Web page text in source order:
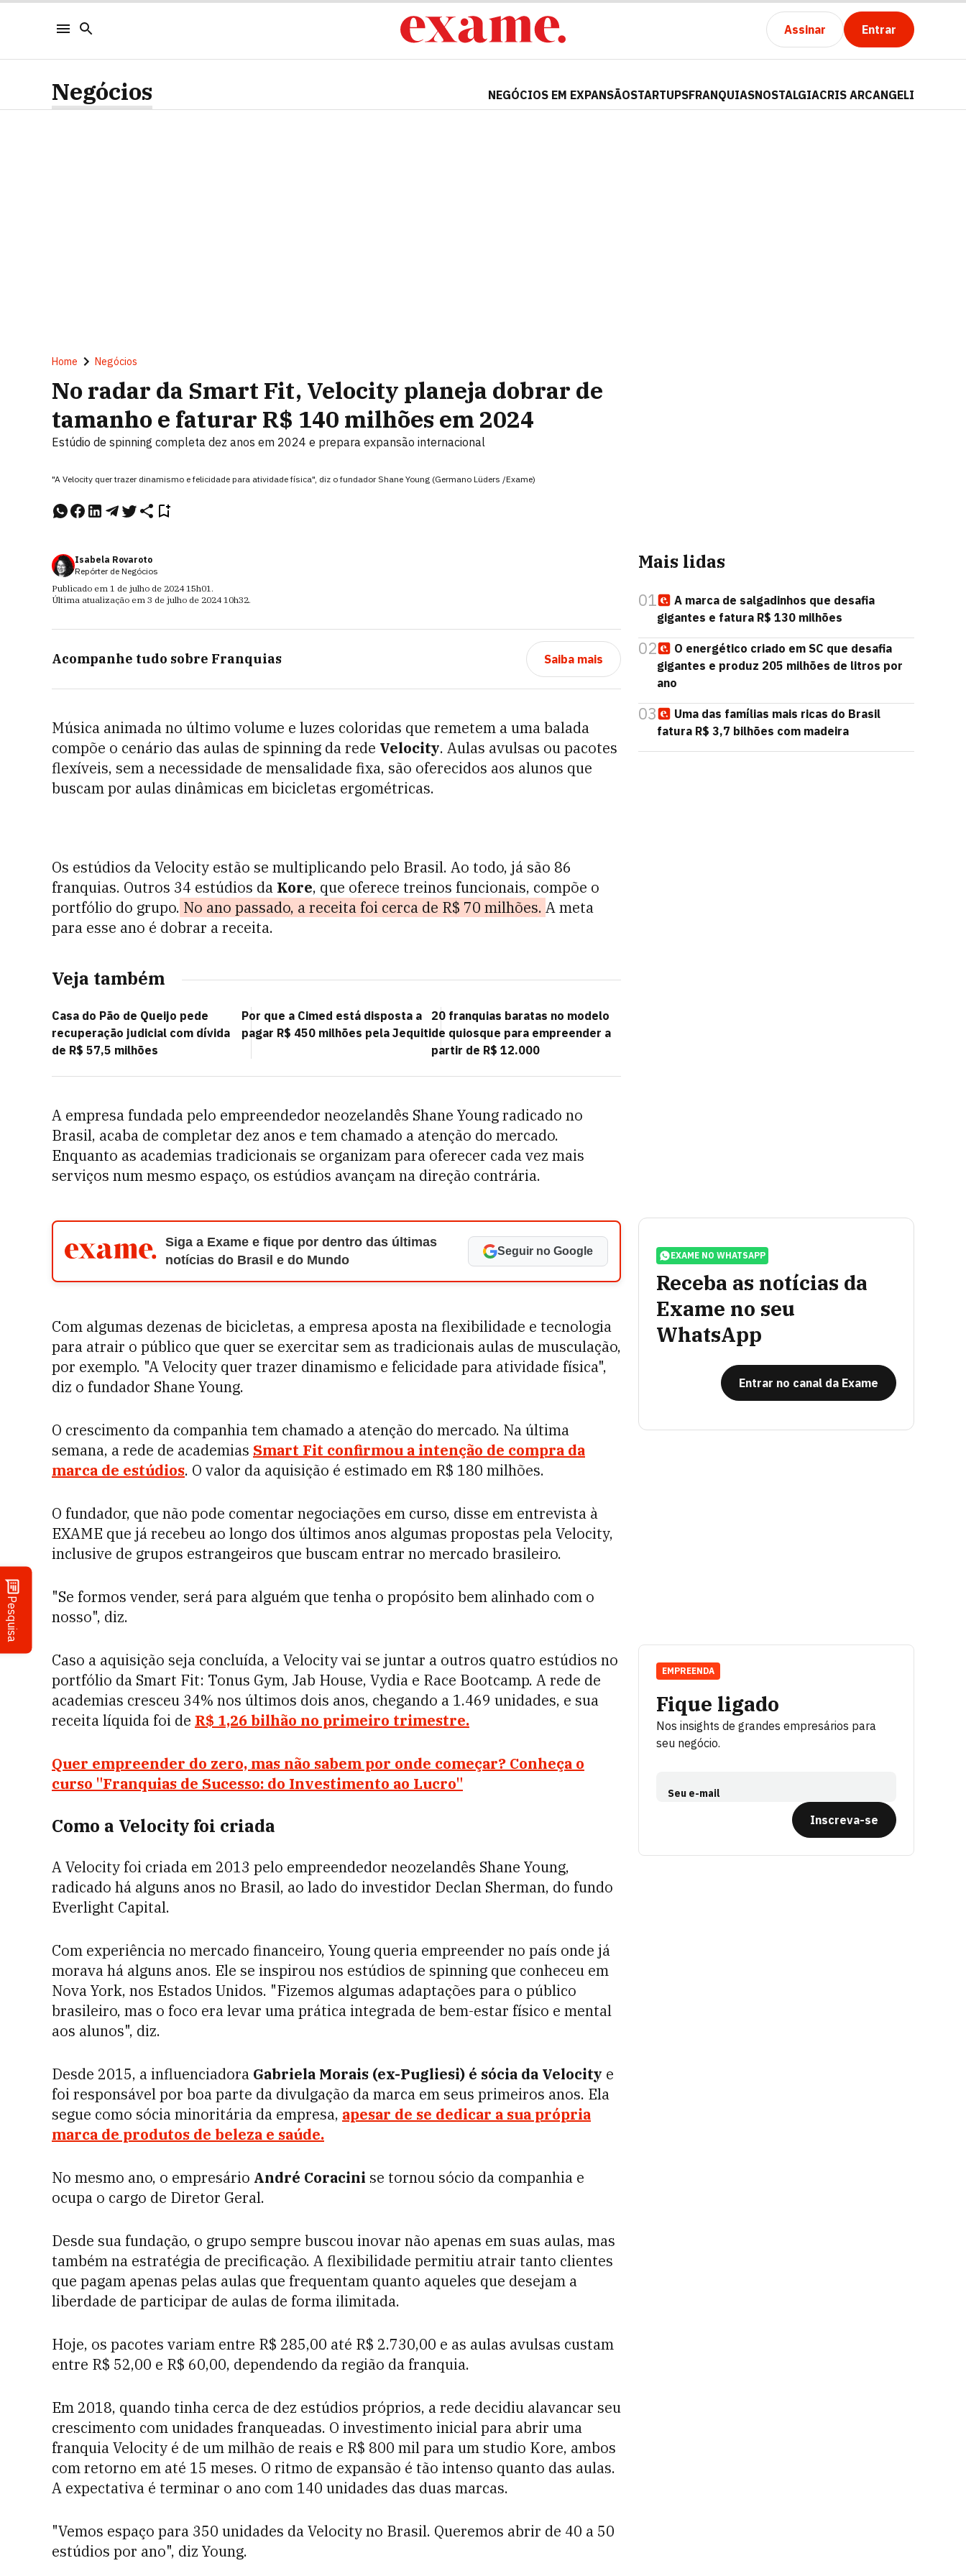
Assinar Entrar
Pesquisa
Negócios NEGÓCIOS EM EXPANSÃOSTARTUPSFRANQUIASNOSTALGIACRIS ARCANGELI
Home Negócios
No radar da Smart Fit, Velocity planeja dobrar de
tamanho e faturar R$ 140 milhões em 2024
Estúdio de spinning completa dez anos em 2024 e prepara expansão internacional
"A Velocity quer trazer dinamismo e felicidade para atividade física", diz o fundador Shane Young (Germano Lüders /Exame)
Isabela Rovaroto
Repórter de Negócios
Publicado em 1 de julho de 2024 15h01.
Última atualização em 3 de julho de 2024 10h32.
Acompanhe tudo sobre Franquias Saiba mais
Música animada no último volume e luzes coloridas que remetem a uma balada
compõe o cenário das aulas de spinning da rede Velocity. Aulas avulsas ou pacotes
flexíveis, sem a necessidade de mensalidade fixa, são oferecidos aos alunos que
buscam por aulas dinâmicas em bicicletas ergométricas.
Os estúdios da Velocity estão se multiplicando pelo Brasil. Ao todo, já são 86
franquias. Outros 34 estúdios da Kore, que oferece treinos funcionais, compõe o
portfólio do grupo. No ano passado, a receita foi cerca de R$ 70 milhões. A meta
para esse ano é dobrar a receita.
Veja também
Casa do Pão de Queijo pede
recuperação judicial com dívida
de R$ 57,5 milhões
Por que a Cimed está disposta a
pagar R$ 450 milhões pela Jequiti
20 franquias baratas no modelo
de quiosque para empreender a
partir de R$ 12.000
A empresa fundada pelo empreendedor neozelandês Shane Young radicado no
Brasil, acaba de completar dez anos e tem chamado a atenção do mercado.
Enquanto as academias tradicionais se organizam para oferecer cada vez mais
serviços num mesmo espaço, os estúdios avançam na direção contrária.
Siga a Exame e fique por dentro das últimas
notícias do Brasil e do Mundo
Seguir no Google
Com algumas dezenas de bicicletas, a empresa aposta na flexibilidade e tecnologia
para atrair o público que quer se exercitar sem as tradicionais aulas de musculação,
por exemplo. "A Velocity quer trazer dinamismo e felicidade para atividade física",
diz o fundador Shane Young.
O crescimento da companhia tem chamado a atenção do mercado. Na última
semana, a rede de academias Smart Fit confirmou a intenção de compra da
marca de estúdios. O valor da aquisição é estimado em R$ 180 milhões.
O fundador, que não pode comentar negociações em curso, disse em entrevista à
EXAME que já recebeu ao longo dos últimos anos algumas propostas pela Velocity,
inclusive de grupos estrangeiros que buscam entrar no mercado brasileiro.
"Se formos vender, será para alguém que tenha o propósito bem alinhado com o
nosso", diz.
Caso a aquisição seja concluída, a Velocity vai se juntar a outros quatro estúdios no
portfólio da Smart Fit: Tonus Gym, Jab House, Vydia e Race Bootcamp. A rede de
academias cresceu 34% nos últimos dois anos, chegando a 1.469 unidades, e sua
receita líquida foi de R$ 1,26 bilhão no primeiro trimestre.
Quer empreender do zero, mas não sabem por onde começar? Conheça o
curso "Franquias de Sucesso: do Investimento ao Lucro"
Como a Velocity foi criada
A Velocity foi criada em 2013 pelo empreendedor neozelandês Shane Young,
radicado há alguns anos no Brasil, ao lado do investidor Declan Sherman, do fundo
Everlight Capital.
Com experiência no mercado financeiro, Young queria empreender no país onde já
morava há alguns anos. Ele se inspirou nos estúdios de spinning que conheceu em
Nova York, nos Estados Unidos. "Fizemos algumas adaptações para o público
brasileiro, mas o foco era levar uma prática integrada de bem-estar físico e mental
aos alunos", diz.
Desde 2015, a influenciadora Gabriela Morais (ex-Pugliesi) é sócia da Velocity e
foi responsável por boa parte da divulgação da marca em seus primeiros anos. Ela
segue como sócia minoritária da empresa, apesar de se dedicar a sua própria
marca de produtos de beleza e saúde.
No mesmo ano, o empresário André Coracini se tornou sócio da companhia e
ocupa o cargo de Diretor Geral.
Desde sua fundação, o grupo sempre buscou inovar não apenas em suas aulas, mas
também na estratégia de precificação. A flexibilidade permitiu atrair tanto clientes
que pagam apenas pelas aulas que frequentam quanto aqueles que desejam a
liberdade de participar de aulas de forma ilimitada.
Hoje, os pacotes variam entre R$ 285,00 até R$ 2.730,00 e as aulas avulsas custam
entre R$ 52,00 e R$ 60,00, dependendo da região da franquia.
Em 2018, quando tinha cerca de dez estúdios próprios, a rede decidiu alavancar seu
crescimento com unidades franqueadas. O investimento inicial para abrir uma
franquia Velocity é de um milhão de reais e R$ 800 mil para um studio Kore, ambos
com retorno em até 15 meses. O ritmo de expansão é tão intenso quanto das aulas.
A expectativa é terminar o ano com 140 unidades das duas marcas.
"Vemos espaço para 350 unidades da Velocity no Brasil. Queremos abrir de 40 a 50
estúdios por ano", diz Young.
Mais lidas
01
A marca de salgadinhos que desafia
gigantes e fatura R$ 130 milhões
02
O energético criado em SC que desafia
gigantes e produz 205 milhões de litros por
ano
03
Uma das famílias mais ricas do Brasil
fatura R$ 3,7 bilhões com madeira
EXAME NO WHATSAPP
Receba as notícias da
Exame no seu
WhatsApp
Entrar no canal da Exame
Fique ligado
Nos insights de grandes empresários para
seu negócio.
Seu e-mail
Inscreva-se
EMPREENDA